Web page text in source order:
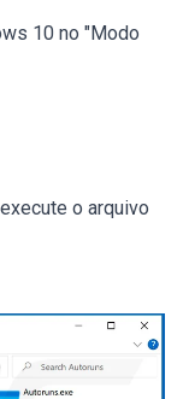
10 no "Modo
o arquivo